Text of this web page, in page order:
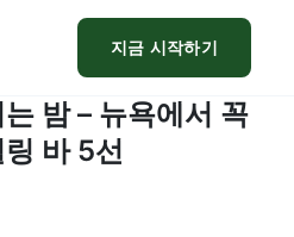
지금 시작하기
밤 – 뉴욕에서 꼭
바 5선